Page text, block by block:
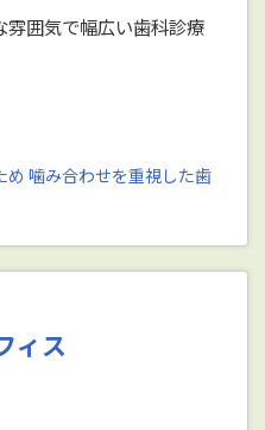
雰囲気で幅広い歯科診療
噛み合わせを重視した歯
ィス